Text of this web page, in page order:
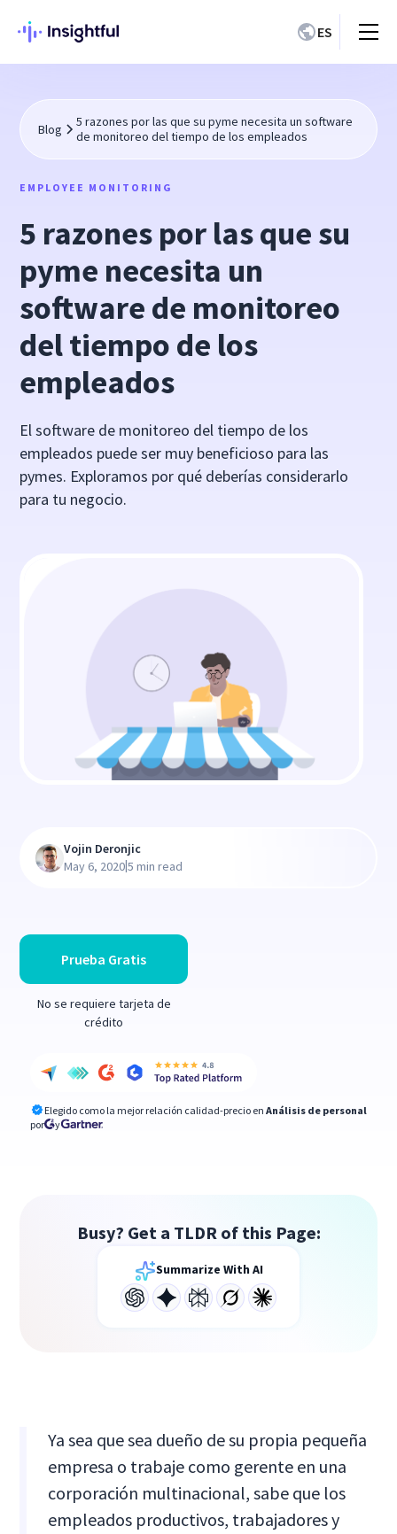
ES
Blog
5 razones por las que su pyme necesita un software
de monitoreo del tiempo de los empleados
EMPLOYEE MONITORING
5 razones por las que su
pyme necesita un
software de monitoreo
del tiempo de los
empleados
El software de monitoreo del tiempo de los
empleados puede ser muy beneficioso para las
pymes. Exploramos por qué deberías considerarlo
para tu negocio.
Prueba Gratis
No se requiere tarjeta de
crédito
Elegido como la mejor relación calidad-precio en Análisis de personal
por
y
Vojin Deronjic
May 6, 2020|5 min read
Busy? Get a TLDR of this Page:
Summarize With AI
Ya sea que sea dueño de su propia pequeña
empresa o trabaje como gerente en una
corporación multinacional, sabe que los
empleados productivos, trabajadores y